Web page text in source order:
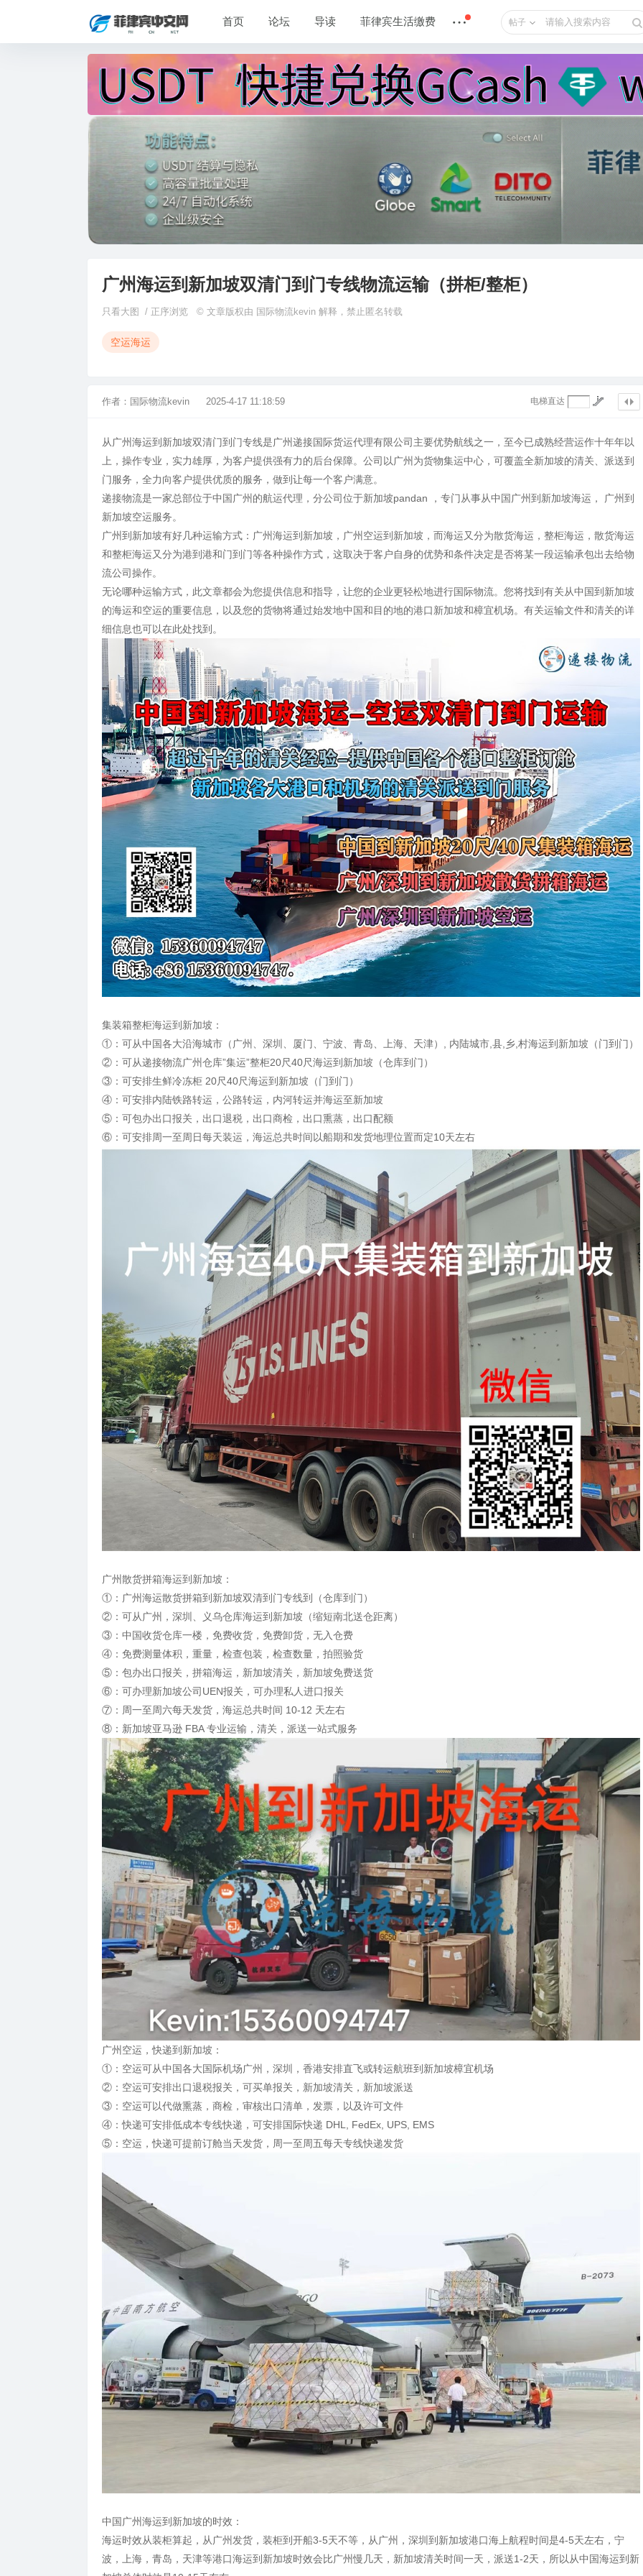
首页 论坛 导读 菲律宾生活缴费 帖子
广州海运到新加坡双清门到门专线物流运输（拼柜/整柜）
只看大图 / 正序浏览 © 文章版权由 国际物流kevin 解释，禁止匿名转载
空运海运
作者： 国际物流kevin 2025-4-17 11:18:59 电梯直达
从广州海运到新加坡双清门到门专线是广州递接国际货运代理有限公司主要优势航线之一，至今已成熟经营运作十年年以
上，操作专业，实力雄厚，为客户提供强有力的后台保障。公司以广州为货物集运中心，可覆盖全新加坡的清关、派送到
门服务，全力向客户提供优质的服务，做到让每一个客户满意。
递接物流是一家总部位于中国广州的航运代理，分公司位于新加坡pandan ，专门从事从中国广州到新加坡海运， 广州到
新加坡空运服务。
广州到新加坡有好几种运输方式：广州海运到新加坡，广州空运到新加坡，而海运又分为散货海运，整柜海运，散货海运
和整柜海运又分为港到港和门到门等各种操作方式，这取决于客户自身的优势和条件决定是否将某一段运输承包出去给物
流公司操作。
无论哪种运输方式，此文章都会为您提供信息和指导，让您的企业更轻松地进行国际物流。您将找到有关从中国到新加坡
的海运和空运的重要信息，以及您的货物将通过始发地中国和目的地的港口新加坡和樟宜机场。有关运输文件和清关的详
细信息也可以在此处找到。
集装箱整柜海运到新加坡：
①：可从中国各大沿海城市（广州、深圳、厦门、宁波、青岛、上海、天津）, 内陆城市,县,乡,村海运到新加坡（门到门）
②：可从递接物流广州仓库”集运”整柜20尺40尺海运到新加坡（仓库到门）
③：可安排生鲜冷冻柜 20尺40尺海运到新加坡（门到门）
④：可安排内陆铁路转运，公路转运，内河转运并海运至新加坡
⑤：可包办出口报关，出口退税，出口商检，出口熏蒸，出口配额
⑥：可安排周一至周日每天装运，海运总共时间以船期和发货地理位置而定10天左右
广州散货拼箱海运到新加坡：
①：广州海运散货拼箱到新加坡双清到门专线到（仓库到门）
②：可从广州，深圳、义乌仓库海运到新加坡（缩短南北送仓距离）
③：中国收货仓库一楼，免费收货，免费卸货，无入仓费
④：免费测量体积，重量，检查包装，检查数量，拍照验货
⑤：包办出口报关，拼箱海运，新加坡清关，新加坡免费送货
⑥：可办理新加坡公司UEN报关，可办理私人进口报关
⑦：周一至周六每天发货，海运总共时间 10-12 天左右
⑧：新加坡亚马逊 FBA 专业运输，清关，派送一站式服务
广州空运，快递到新加坡：
①：空运可从中国各大国际机场广州，深圳，香港安排直飞或转运航班到新加坡樟宜机场
②：空运可安排出口退税报关，可买单报关，新加坡清关，新加坡派送
③：空运可以代做熏蒸，商检，审核出口清单，发票，以及许可文件
④：快递可安排低成本专线快递，可安排国际快递 DHL, FedEx, UPS, EMS
⑤：空运，快递可提前订舱当天发货，周一至周五每天专线快递发货
中国广州海运到新加坡的时效：
海运时效从装柜算起，从广州发货，装柜到开船3-5天不等，从广州，深圳到新加坡港口海上航程时间是4-5天左右，宁
波，上海，青岛，天津等港口海运到新加坡时效会比广州慢几天，新加坡清关时间一天，派送1-2天，所以从中国海运到新